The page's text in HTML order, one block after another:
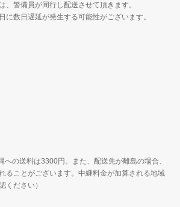
、警備員が同行し配送させて頂きます。
に数日遅延が発生する可能性がございます。
の送料は3300円。また、配送先が離島の場合、
ることがございます。中継料金が加算される地域
ください）